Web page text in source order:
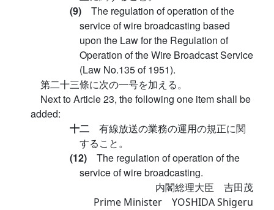
(9) The regulation of operation of the
service of wire broadcasting based
upon the Law for the Regulation of
Operation of the Wire Broadcast Service
(Law No.135 of 1951).
第二十三條に次の一号を加える。
Next to Article 23, the following one item shall be
added:
十二 有線放送の業務の運用の規正に関
すること。
(12) The regulation of operation of the
service of wire broadcasting.
内閣総理大臣 吉田茂
Prime Minister YOSHIDA Shigeru